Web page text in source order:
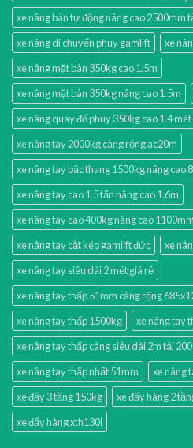
xe nâng bán tự động nâng cao 2500mm
xe nâng di chuyển phuy gamlift
xe
xe nâng mặt bàn 350kg cao 1.5m
xe nâng mặt bàn 350kg nâng cao 1.5m
xe nâng quay đổ phuy 350kg cao 1.4 mét
xe nâng tay 2000kg càng rộng ac20m
xe nâng tay bậc thang 1500kg nâng cao
xe nâng tay cao 1.5 tấn nâng cao 1.6m
xe nâng tay cao 400kg nâng cao 1100mm
xe nâng tay cắt kéo gamlift đức
xe
xe nâng tay siêu dài 2 mét giá rẻ
xe nâng tay thấp 51mm càng rộng
xe nâng tay thấp 1500kg
xe nâng tay
xe nâng tay thấp càng siêu dài 2m tải
xe nâng tay thấp nhất 51mm
xe nâng
xe đẩy 3 tầng 150kg
xe đẩy hàng 2
xe đẩy hàng xth130l